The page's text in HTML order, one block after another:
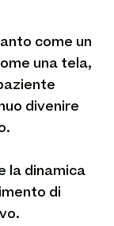
come un
una tela,
divenire
la dinamica
di